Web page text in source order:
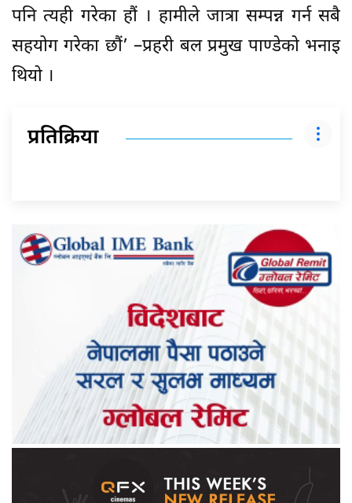
पनि त्यही गरेका हौं । हामीले जात्रा सम्पन्न गर्न सबै
सहयोग गरेका छौं’ –प्रहरी बल प्रमुख पाण्डेको भनाइ
थियो ।
प्रतिक्रिया